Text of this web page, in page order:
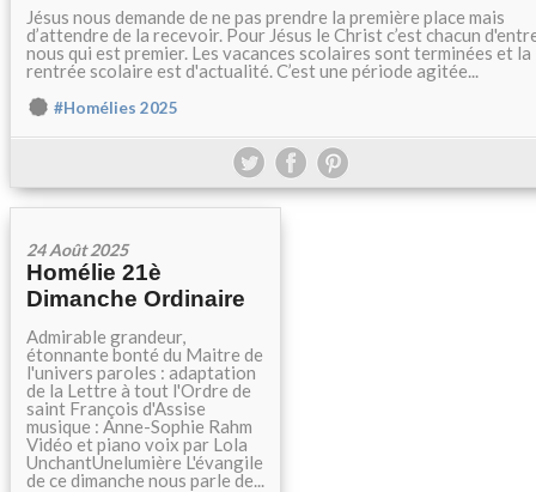
Jésus nous demande de ne pas prendre la première place mais
d’attendre de la recevoir. Pour Jésus le Christ c’est chacun
nous qui est premier. Les vacances scolaires sont terminées et la
rentrée scolaire est d'actualité. C’est une période agitée...
#Homélies 2025
24 Août 2025
Homélie 21è
Dimanche Ordinaire
Admirable grandeur,
étonnante bonté du Maitre de
l'univers paroles : adaptation
de la Lettre à tout l'Ordre de
saint François d'Assise
musique : Anne-Sophie Rahm
Vidéo et piano voix par Lola
UnchantUnelumière L'évangile
de ce dimanche nous parle de...